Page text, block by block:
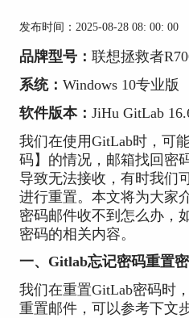
发布时间：2025-08-28 08: 00: 00
品牌型号： 联想拯救者
系统： Windows 10专业版
软件版本： JiHu GitLab
我们在使用GitLab时，可
码】的情况，邮箱找回密
导致无法接收，有时我们
进行重置。本文将为大家
密码邮件收不到怎么办，
密码的相关内容。
一、Gitlab忘记密码重置
我们在重置GitLab密码时
重置邮件，可以参考下文